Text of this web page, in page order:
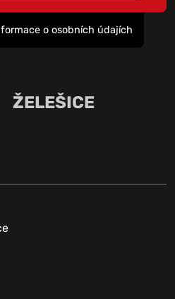
o osobních údajích
ŽELEŠICE